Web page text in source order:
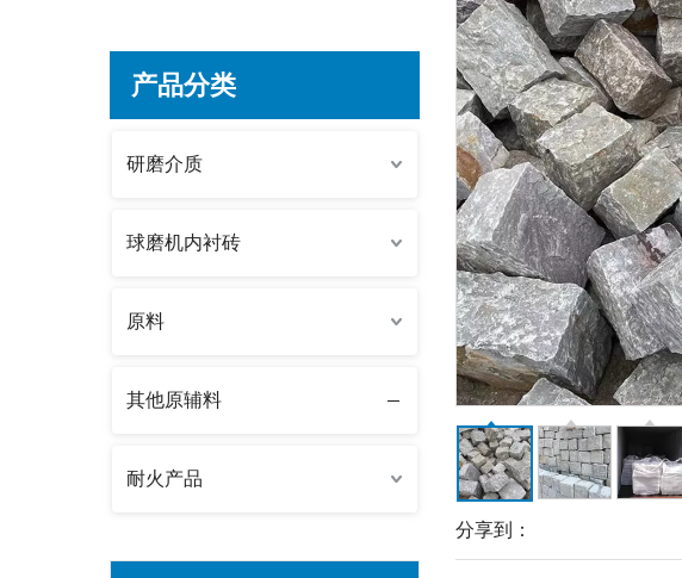
产品分类
研磨介质
球磨机内衬砖
原料
其他原辅料
耐火产品
分享到：